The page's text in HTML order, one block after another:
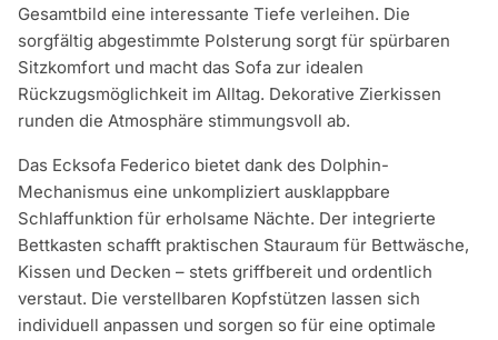
Gesamtbild eine interessante Tiefe verleihen. Die
sorgfältig abgestimmte Polsterung sorgt für spürbaren
Sitzkomfort und macht das Sofa zur idealen
Rückzugsmöglichkeit im Alltag. Dekorative Zierkissen
runden die Atmosphäre stimmungsvoll ab.
Das Ecksofa Federico bietet dank des Dolphin-
Mechanismus eine unkompliziert ausklappbare
Schlaffunktion für erholsame Nächte. Der integrierte
Bettkasten schafft praktischen Stauraum für Bettwäsche,
Kissen und Decken – stets griffbereit und ordentlich
verstaut. Die verstellbaren Kopfstützen lassen sich
individuell anpassen und sorgen so für eine optimale